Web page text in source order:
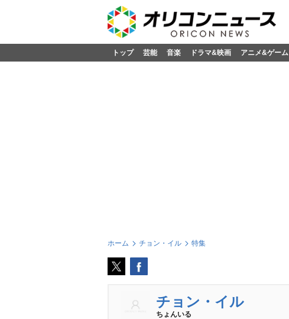
トップ 芸能 音楽 ドラマ&映画 アニメ&ゲーム
ホーム チョン・イル 特集
チョン・イル
ちょんいる